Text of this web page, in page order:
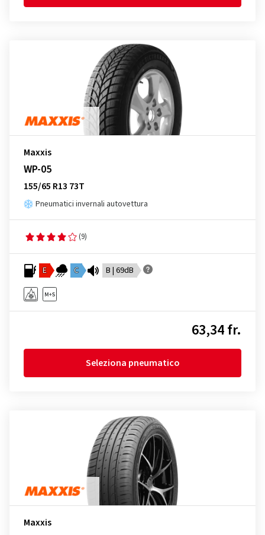
Maxxis
WP-05
155/65 R13 73T
Pneumatici invernali autovettura
(9)
E C B | 69dB
63,34 fr.
Seleziona pneumatico
Maxxis